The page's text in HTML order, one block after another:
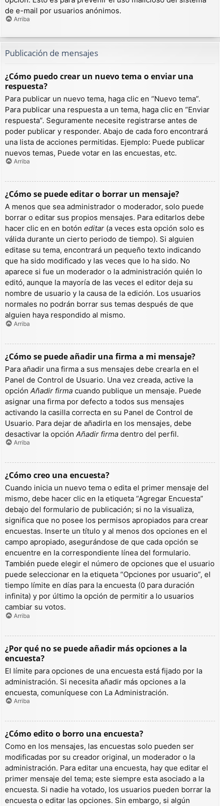
de e-mail por usuarios anónimos.
Arriba
Publicación de mensajes
¿Cómo puedo crear un nuevo tema o enviar una
respuesta?
Para publicar un nuevo tema, haga clic en “Nuevo tema”.
Para publicar una respuesta a un tema, haga clic en “Enviar
respuesta”. Seguramente necesite registrarse antes de
poder publicar y responder. Abajo de cada foro encontrará
una lista de acciones permitidas. Ejemplo: Puede publicar
nuevos temas, Puede votar en las encuestas, etc.
Arriba
¿Cómo se puede editar o borrar un mensaje?
A menos que sea administrador o moderador, solo puede
borrar o editar sus propios mensajes. Para editarlos debe
hacer clic en en botón editar (a veces esta opción solo es
válida durante un cierto periodo de tiempo). Si alguien
editase su tema, encontrará un pequeño texto indicando
que ha sido modificado y las veces que lo ha sido. No
aparece si fue un moderador o la administración quién lo
editó, aunque la mayoría de las veces el editor deja su
nombre de usuario y la causa de la edición. Los usuarios
normales no podrán borrar sus temas después de que
alguien haya respondido al mismo.
Arriba
¿Cómo se puede añadir una firma a mi mensaje?
Para añadir una firma a sus mensajes debe crearla en el
Panel de Control de Usuario. Una vez creada, active la
opción Añadir firma cuando publique un mensaje. Puede
asignar una firma por defecto a todos sus mensajes
activando la casilla correcta en su Panel de Control de
Usuario. Para dejar de añadirla en los mensajes, debe
desactivar la opción Añadir firma dentro del perfil.
Arriba
¿Cómo creo una encuesta?
Cuando inicia un nuevo tema o edita el primer mensaje del
mismo, debe hacer clic en la etiqueta “Agregar Encuesta”
debajo del formulario de publicación; si no la visualiza,
significa que no posee los permisos apropiados para crear
encuestas. Inserte un título y al menos dos opciones en el
campo apropiado, asegurándose de que cada opción se
encuentre en la correspondiente línea del formulario.
También puede elegir el número de opciones que el usuario
puede seleccionar en la etiqueta “Opciones por usuario”, el
tiempo límite en días para la encuesta (0 para duración
infinita) y por último la opción de permitir a lo usuarios
cambiar su votos.
Arriba
¿Por qué no se puede añadir más opciones a la
encuesta?
El límite para opciones de una encuesta está fijado por la
administración. Si necesita añadir más opciones a la
encuesta, comuníquese con La Administración.
Arriba
¿Cómo edito o borro una encuesta?
Como en los mensajes, las encuestas solo pueden ser
modificadas por su creador original, un moderador o la
administración. Para editar una encuesta, hay que editar el
primer mensaje del tema; este siempre esta asociado a la
encuesta. Si nadie ha votado, los usuarios pueden borrar la
encuesta o editar las opciones. Sin embargo, si algún